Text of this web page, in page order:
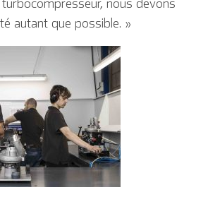
autant que possible. »